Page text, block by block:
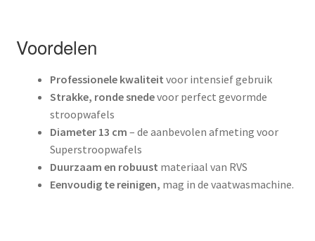
Voordelen
Professionele kwaliteit voor intensief gebruik
Strakke, ronde snedevoor perfect gevormde
stroopwafels
Diameter 13 cm – de aanbevolen afmeting voor
Superstroopwafels
Duurzaam en robuust materiaal van RVS
Eenvoudig te reinigen, mag in de vaatwasmachine.